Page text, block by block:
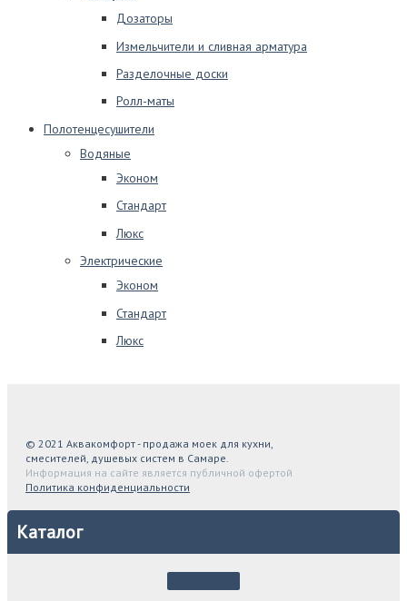
Дозаторы
Измельчители и сливная арматура
Разделочные доски
Ролл-маты
Полотенцесушители
Водяные
Эконом
Стандарт
Люкс
Электрические
Эконом
Стандарт
Люкс
© 2021 Аквакомфорт - продажа моек для кухни,
смесителей, душевых систем в Самаре.
Информация на сайте является публичной офертой
Политика конфиденциальности
Каталог